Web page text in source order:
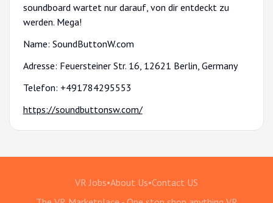
soundboard wartet nur darauf, von dir entdeckt zu
werden. Mega!
Name: SoundButtonW.com
Adresse: Feuersteiner Str. 16, 12621 Berlin, Germany
Telefon: +491784295553
https://soundbuttonsw.com/
VR Jobs•About Us•Contact US